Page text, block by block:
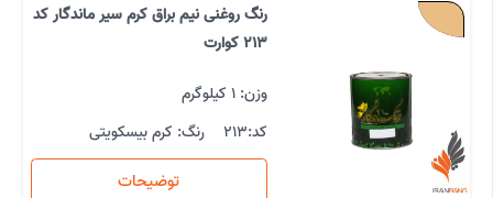
رنگ روغنی نیم براق کرم سیر ماندگار کد
213 کوارت
وزن: 1 کیلوگرم
کد:213 رنگ: کرم بیسکویتی
توضیحات